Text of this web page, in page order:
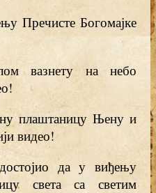
Пречисте Богомајке
вазнету на небо
плаштаницу Њену и
видео!
да у виђењу
света са светим